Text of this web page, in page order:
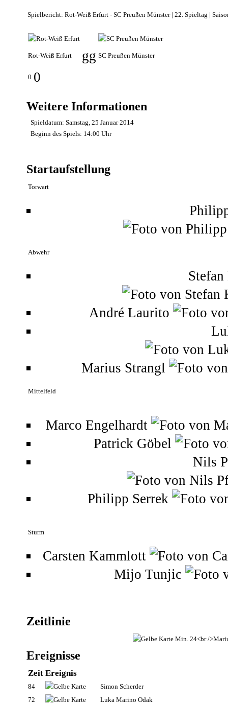
Spielbericht: Rot-Weiß Erfurt - SC Preußen Münster | 22. Spieltag |
Rot-Weiß Erfurt gg SC Preußen Münster
0 0
Weitere Informationen
Spieldatum: Samstag, 25 Januar 2014
Beginn des Spiels: 14:00 Uhr
Startaufstellung
Torwart
Abwehr
André Laurito
Marius Strangl
Mittelfeld
Marco Engelhardt
Patrick Göbel
Nils
Philipp Serrek
Sturm
Carsten Kammlott
Mijo Tunjic
Zeitlinie
Ereignisse
Zeit Ereignis
84
Simon Scherder
72
Luka Marino Odak